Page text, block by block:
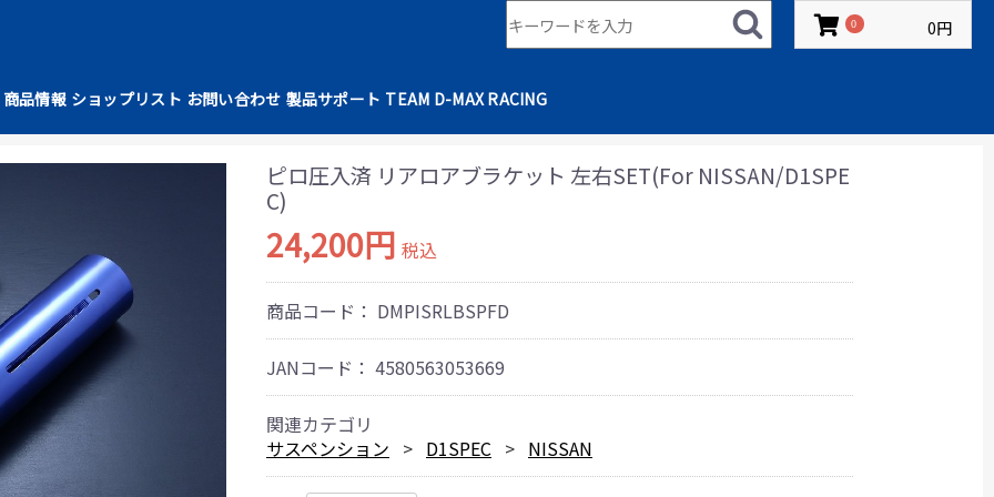
商品情報 ショップリスト お問い合わせ 製品サポート TEAM D-MAX RACING
0 0円
ピロ圧入済 リアロアブラケット 左右SET(For NISSAN/D1SPE
C)
24,200円 税込
商品コード： DMPISRLBSPFD
JANコード： 4580563053669
関連カテゴリ
サスペンション
D1SPEC NISSAN